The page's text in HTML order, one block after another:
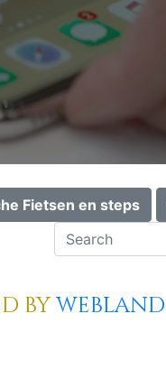
Fietsen en steps
bywebland